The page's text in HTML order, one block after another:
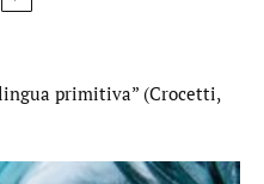
primitiva” (Crocetti,